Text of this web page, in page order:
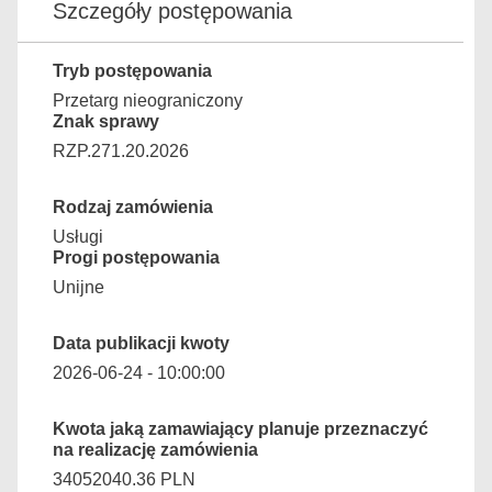
Szczegóły postępowania
Tryb postępowania
Przetarg nieograniczony
Znak sprawy
RZP.271.20.2026
Rodzaj zamówienia
Usługi
Progi postępowania
Unijne
Data publikacji kwoty
2026-06-24 - 10:00:00
Kwota jaką zamawiający planuje przeznaczyć
na realizację zamówienia
34052040.36 PLN